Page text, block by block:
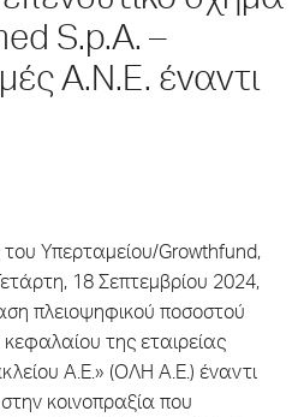
S.p.A. –
Α.Ν.Ε. έναντι
του Υπερταμείου/Growthfund,
18 Σεπτεμβρίου 2024,
πλειοψηφικού ποσοστού
της εταιρείας
Α.Ε.» (ΟΛΗ Α.Ε.) έναντι
κοινοπραξία που